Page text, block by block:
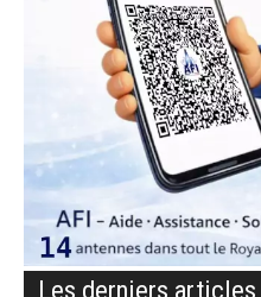
Les derniers articles